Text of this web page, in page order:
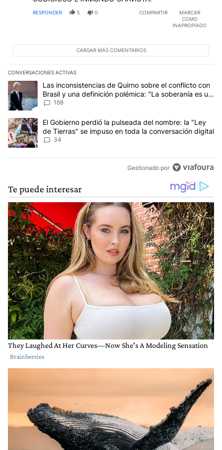
RESPONDER 5 0 COMPARTIR
MARCAR
COMO
INAPROPIADO
CARGAR MÁS COMENTARIOS
CONVERSACIONES ACTIVAS
Este listado muestra los artículos con más comentarios en los
Un artículo de tendencia con el título "Las inconsistencias de
Las inconsistencias de Quirno sobre el conflicto con
Brasil y una definición polémica: "La soberanía es un
concepto antiguo"
168
Un artículo de tendencia con el título "El Gobierno perdió la
El Gobierno perdió la pulseada del nombre: la "Ley
de Tierras" se impuso en toda la conversación digital
34
Gestionado por